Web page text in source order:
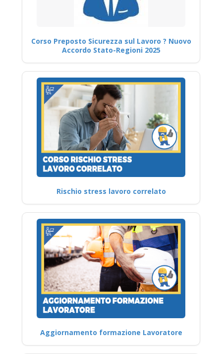
Corso Preposto Sicurezza sul Lavoro ? Nuovo
Accordo Stato-Regioni 2025
Rischio stress lavoro correlato
Aggiornamento formazione Lavoratore